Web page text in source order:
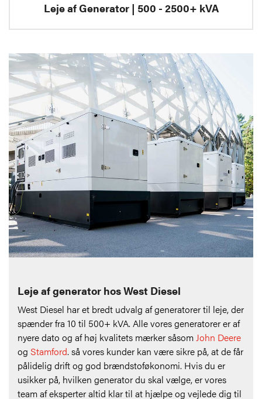
Leje af Generator | 500 - 2500+ kVA
Leje af generator hos West Diesel
West Diesel har et bredt udvalg af generatorer til leje, der
spænder fra 10 til 500+ kVA. Alle vores generatorer er af
nyere dato og af høj kvalitets mærker såsomJohn Deere
og Stamford. så vores kunder kan være sikre på, at de får
pålidelig drift og god brændstoføkonomi. Hvis du er
usikker på, hvilken generator du skal vælge, er vores
team af eksperter altid klar til at hjælpe og vejlede dig til